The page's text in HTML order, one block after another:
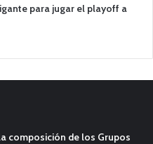
para jugar el playoff a
composición de los Grupos